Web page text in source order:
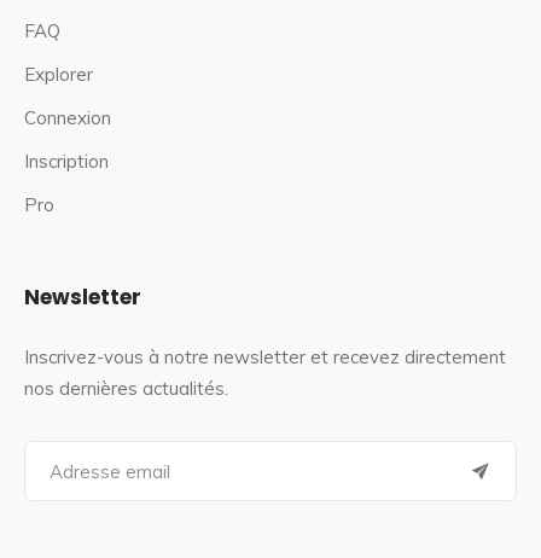
FAQ
Explorer
Connexion
Inscription
Pro
Newsletter
Inscrivez-vous à notre newsletter et recevez directement
nos dernières actualités.
a